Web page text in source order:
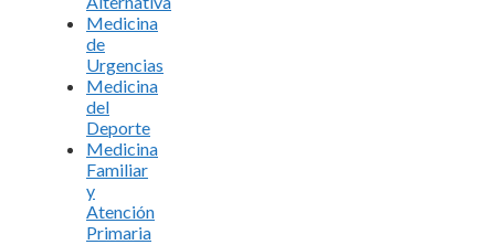
Medicina
de
Urgencias
Medicina
del
Deporte
Medicina
Familiar
y
Atención
Primaria